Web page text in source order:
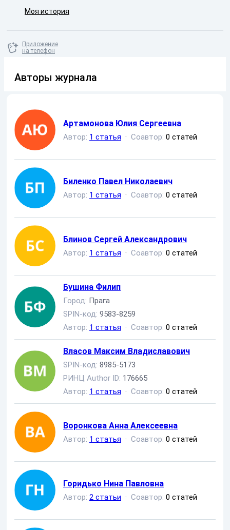
Моя история
Приложение
на телефон
Авторы журнала
Артамонова Юлия Сергеевна
Автор: 1 статья · Соавтор: 0 статей
Биленко Павел Николаевич
Автор: 1 статья · Соавтор: 0 статей
Блинов Сергей Александрович
Автор: 1 статья · Соавтор: 0 статей
Бушина Филип
Город: Прага
SPIN-код: 9583-8259
Автор: 1 статья · Соавтор: 0 статей
Власов Максим Владиславович
SPIN-код: 8985-5173
РИНЦ Author ID: 176665
Автор: 1 статья · Соавтор: 0 статей
Воронкова Анна Алексеевна
Автор: 1 статья · Соавтор: 0 статей
Горидько Нина Павловна
Автор: 2 статьи · Соавтор: 0 статей